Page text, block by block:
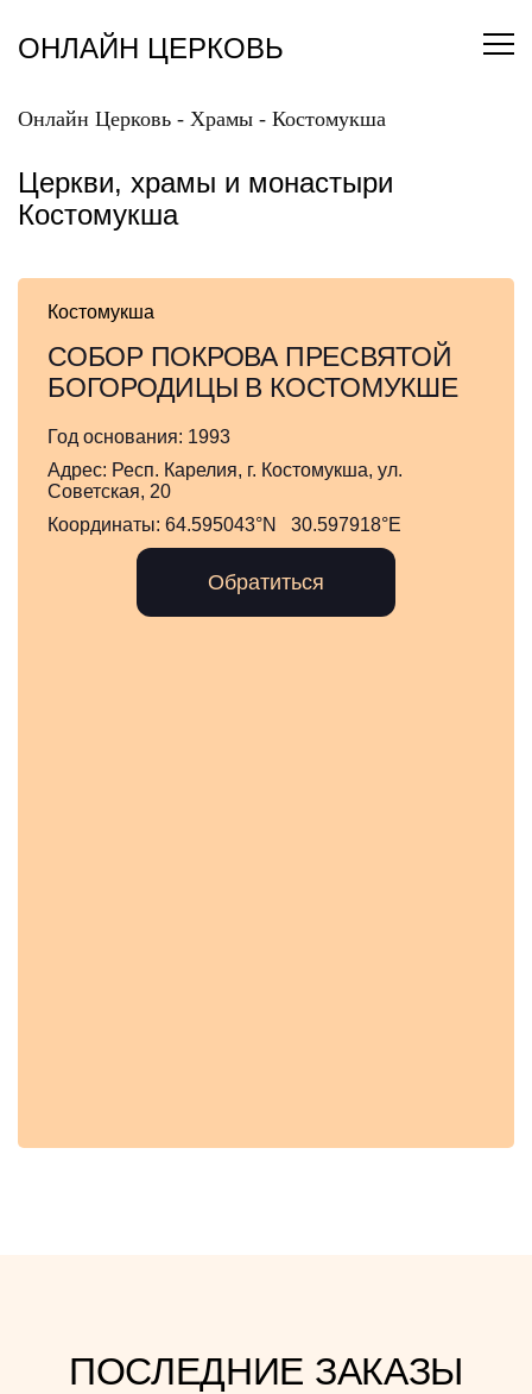
содержанию
ОНЛАЙН ЦЕРКОВЬ
Онлайн Церковь - Храмы - Костомукша
Церкви, храмы и монастыри
Костомукша
Костомукша
СОБОР ПОКРОВА ПРЕСВЯТОЙ
БОГОРОДИЦЫ В КОСТОМУКШЕ
Год основания: 1993
Адрес: Респ. Карелия, г. Костомукша, ул.
Советская, 20
Координаты: 64.595043°N 30.597918°E
Обратиться
ПОСЛЕДНИЕ ЗАКАЗЫ